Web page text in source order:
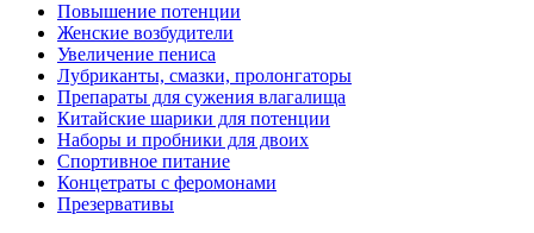
Повышение потенции
Женские возбудители
Увеличение пениса
Лубриканты, смазки, пролонгаторы
Препараты для сужения влагалища
Китайские шарики для потенции
Наборы и пробники для двоих
Спортивное питание
Концетраты с феромонами
Презервативы